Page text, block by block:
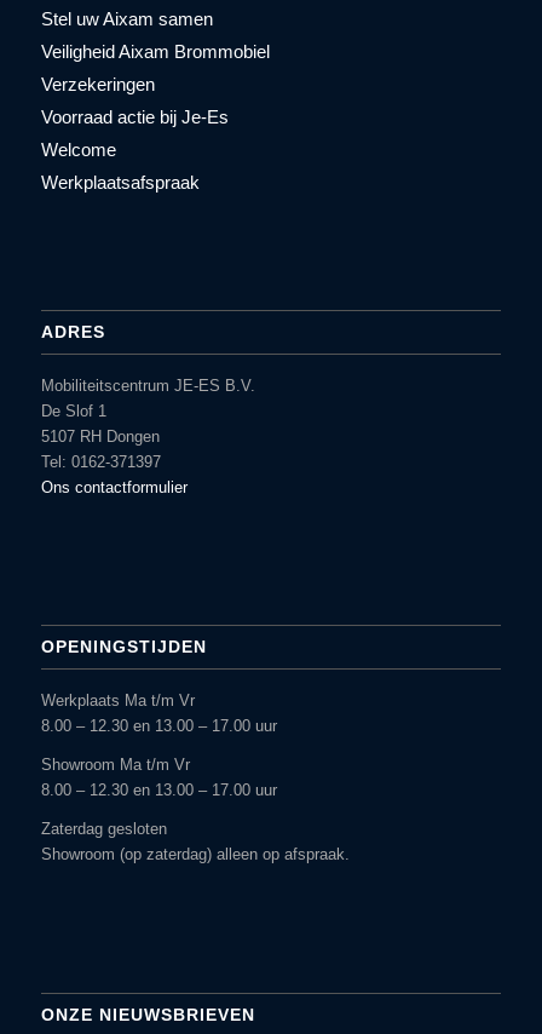
Stel uw Aixam samen
Veiligheid Aixam Brommobiel
Verzekeringen
Voorraad actie bij Je-Es
Welcome
Werkplaatsafspraak
ADRES
Mobiliteitscentrum JE-ES B.V.
De Slof 1
5107 RH Dongen
Tel: 0162-371397
Ons contactformulier
OPENINGSTIJDEN
Werkplaats Ma t/m Vr
8.00 – 12.30 en 13.00 – 17.00 uur
Showroom Ma t/m Vr
8.00 – 12.30 en 13.00 – 17.00 uur
Zaterdag gesloten
Showroom (op zaterdag) alleen op afspraak.
ONZE NIEUWSBRIEVEN